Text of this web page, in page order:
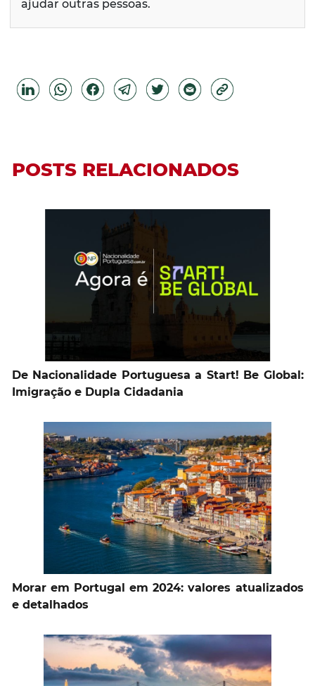
ajudar outras pessoas.
POSTS RELACIONADOS
De Nacionalidade Portuguesa a Start! Be Global:
Imigração e Dupla Cidadania
Morar em Portugal em 2024: valores atualizados
e detalhados